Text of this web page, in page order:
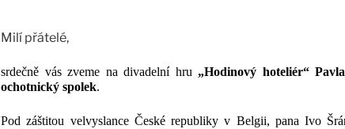
Milí přátelé,
srdečně vás zveme na divadelní hru „Hodinový hoteliér“
ochotnický spolek.
Pod záštitou velvyslance České republiky v Belgii, pana Ivo